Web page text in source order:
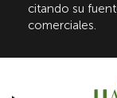
citando su
comerciales.